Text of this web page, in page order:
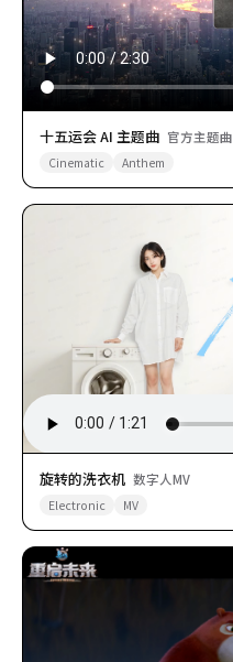
十五运会 AI 主题曲 官方主题曲
Cinematic Anthem
旋转的洗衣机 数字人MV
Electronic MV